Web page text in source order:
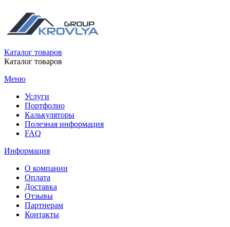
Каталог товаров
Каталог товаров
Меню
Услуги
Портфолио
Калькуляторы
Полезная информация
FAQ
Информация
О компании
Оплата
Доставка
Отзывы
Партнерам
Контакты